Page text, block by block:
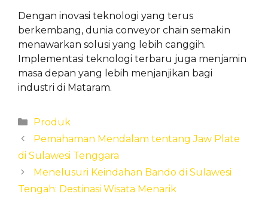
Dengan inovasi teknologi yang terus
berkembang, dunia conveyor chain semakin
menawarkan solusi yang lebih canggih.
Implementasi teknologi terbaru juga menjamin
masa depan yang lebih menjanjikan bagi
industri di Mataram.
Categories
Produk
Pemahaman Mendalam tentang Jaw Plate
di Sulawesi Tenggara
Menelusuri Keindahan Bando di Sulawesi
Tengah: Destinasi Wisata Menarik